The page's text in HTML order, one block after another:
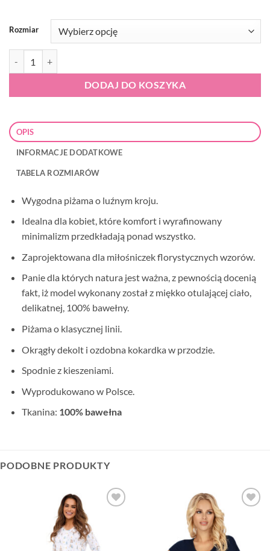
Rozmiar
DODAJ DO KOSZYKA
OPIS
INFORMACJE DODATKOWE
TABELA ROZMIARÓW
Wygodna piżama o luźnym kroju.
Idealna dla kobiet, które komfort i wyrafinowany
minimalizm przedkładają ponad wszystko.
Zaprojektowana dla miłośniczek florystycznych wzorów.
Panie dla których natura jest ważna, z pewnością docenią
fakt, iż model wykonany został z miękko otulającej ciało,
delikatnej, 100% bawełny.
Piżama o klasycznej linii.
Okrągły dekolt i ozdobna kokardka w przodzie.
Spodnie z kieszeniami.
Wyprodukowano w Polsce.
Tkanina: 100% bawełna
PODOBNE PRODUKTY